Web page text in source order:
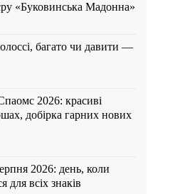
«Буковинська Мадонна»
багато чи давити —
2026: красиві
добірка гарних нових
2026: день, коли
для всіх знаків